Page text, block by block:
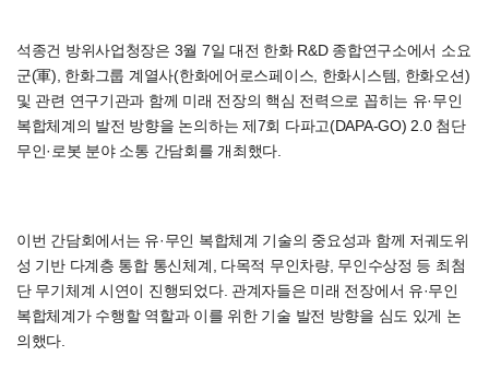
석종건 방위사업청장은 3월 7일 대전 한화 R&D 종합연구소에서 소요
군(軍), 한화그룹 계열사(한화에어로스페이스, 한화시스템, 한화오션)
및 관련 연구기관과 함께 미래 전장의 핵심 전력으로 꼽히는 유·무인
복합체계의 발전 방향을 논의하는 제7회 다파고(DAPA-GO) 2.0 첨단
무인·로봇 분야 소통 간담회를 개최했다.
이번 간담회에서는 유·무인 복합체계 기술의 중요성과 함께 저궤도위
성 기반 다계층 통합 통신체계, 다목적 무인차량, 무인수상정 등 최첨
단 무기체계 시연이 진행되었다. 관계자들은 미래 전장에서 유·무인
복합체계가 수행할 역할과 이를 위한 기술 발전 방향을 심도 있게 논
의했다.